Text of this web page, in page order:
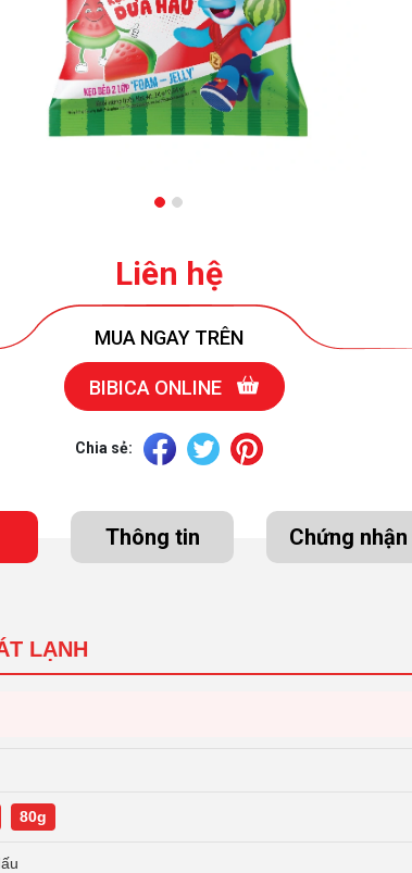
Liên hệ
MUA NGAY TRÊN
BIBICA ONLINE
Chia sẻ:
Thông tin Chứng nhận
LẠNH
80g